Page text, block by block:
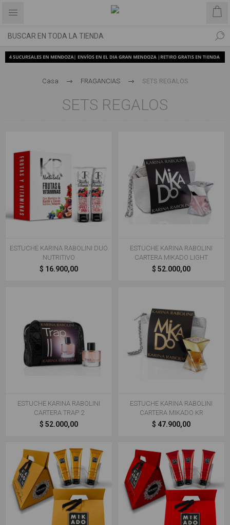
Casa FRAGANCIAS SETS REGALOS
SETS REGALOS
ESTUCHE KARINA RABOLINI DUO
NUTRITIVO
$ 16.900,00
ESTUCHE KARINA RABOLINI
CARTERA MIKADO LIGHT
$ 52.000,00
ESTUCHE KARINA RABOLINI
CARTERA TRAP 2
$ 52.000,00
ESTUCHE KARINA RABOLINI
CARTERA MIKADO KR
$ 47.900,00